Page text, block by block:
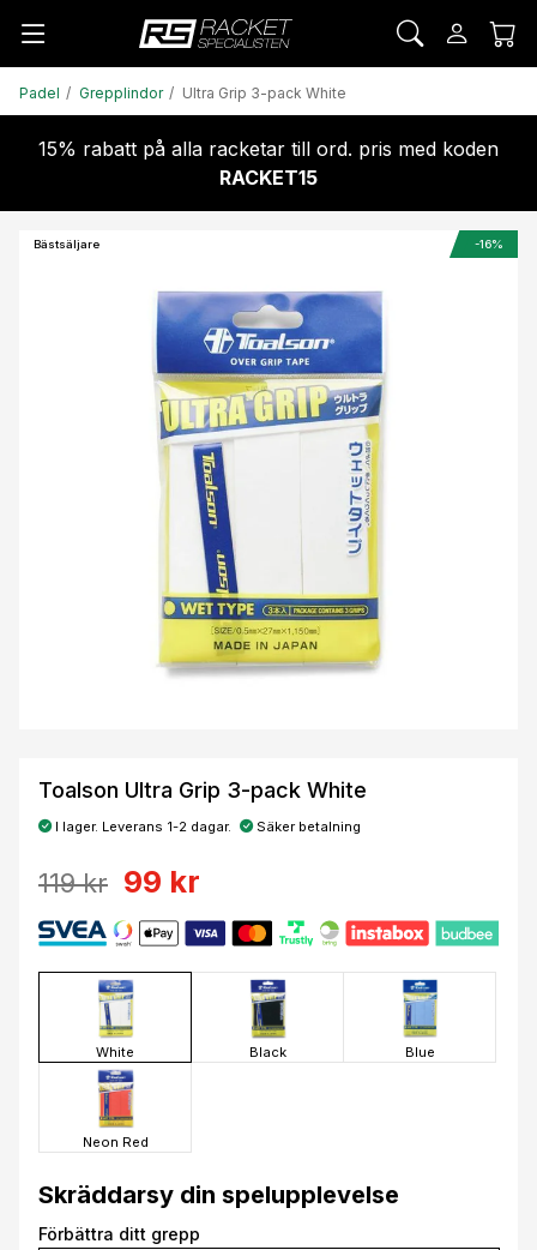
Padel Grepplindor Ultra Grip 3-pack White
15% rabatt på alla racketar till ord. pris med koden
RACKET15
Bästsäljare -16%
Toalson Ultra Grip 3-pack White
I lager. Leverans 1-2 dagar. Säker betalning
119 kr 99 kr
White Black Blue
Neon Red
Skräddarsy din spelupplevelse
Förbättra ditt grepp